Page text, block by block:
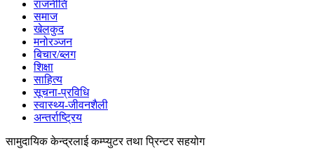
राजनीति
समाज
खेलकुद
मनोरञ्जन
बिचार/ब्लग
शिक्षा
साहित्य
सूचना-प्रविधि
स्वास्थ्य-जीवनशैली
अन्तर्राष्ट्रिय
सामुदायिक केन्द्रलाई कम्प्युटर तथा प्रिन्टर सहयोग